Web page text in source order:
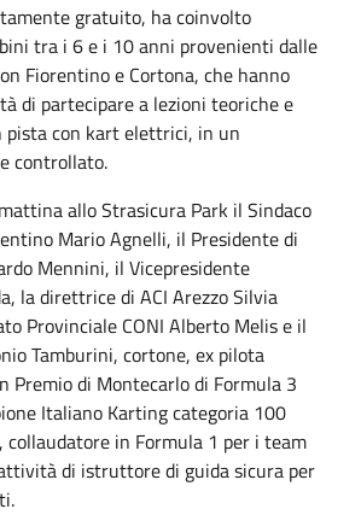
gratuito, ha coinvolto
tra i 6 e i 10 anni provenienti dalle
Fiorentino e Cortona, che hanno
di partecipare a lezioni teoriche e
pista con kart elettrici, in un
controllato.
allo Strasicura Park il Sindaco
Mario Agnelli, il Presidente di
Mennini, il Vicepresidente
la direttrice di ACI Arezzo Silvia
Provinciale CONI Alberto Melis e il
Tamburini, cortone, ex pilota
Premio di Montecarlo di Formula 3
Italiano Karting categoria 100
collaudatore in Formula 1 per i team
di istruttore di guida sicura per